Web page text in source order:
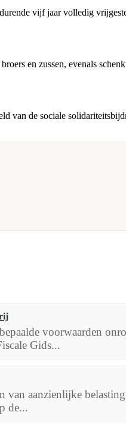
vijf jaar volledig
en zussen, evenals
van de sociale
voorwaarden
Gids...
aanzienlijke
de...